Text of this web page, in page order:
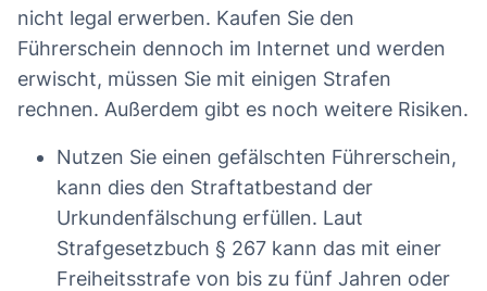
nicht legal erwerben. Kaufen Sie den
Führerschein dennoch im Internet und werden
erwischt, müssen Sie mit einigen Strafen
rechnen. Außerdem gibt es noch weitere Risiken.
Nutzen Sie einen gefälschten Führerschein,
kann dies den Straftatbestand der
Urkundenfälschung erfüllen. Laut
Strafgesetzbuch § 267 kann das mit einer
Freiheitsstrafe von bis zu fünf Jahren oder